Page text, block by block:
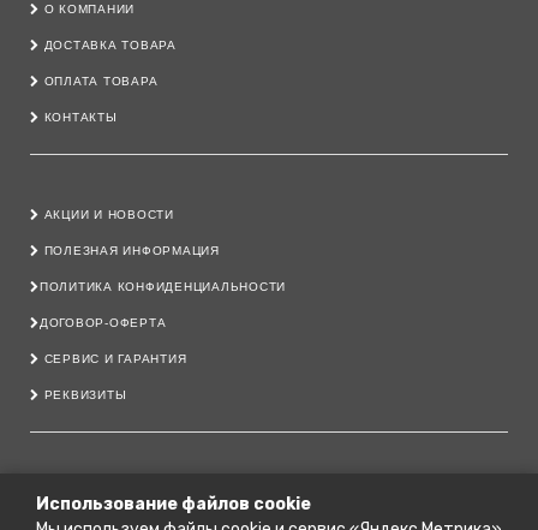
О КОМПАНИИ
ДОСТАВКА ТОВАРА
ОПЛАТА ТОВАРА
КОНТАКТЫ
АКЦИИ И НОВОСТИ
ПОЛЕЗНАЯ ИНФОРМАЦИЯ
ПОЛИТИКА КОНФИДЕНЦИАЛЬНОСТИ
ДОГОВОР-ОФЕРТА
СЕРВИС И ГАРАНТИЯ
РЕКВИЗИТЫ
Использование файлов cookie